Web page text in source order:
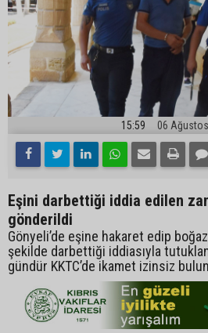
15:59 06
Eşini darbettiği iddia edilen
gönderildi
Gönyeli’de eşine hakaret edip
şekilde darbettiği iddiasıyla
gündür KKTC’de ikamet izinsiz